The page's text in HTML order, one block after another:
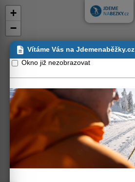
+
−
Vítáme Vás na Jdemenaběžky.cz
Okno již nezobrazovat